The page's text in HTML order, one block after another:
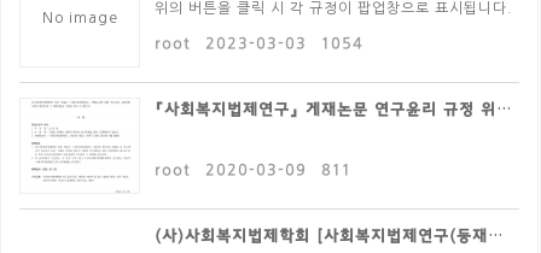
No image
위의 버튼을 클릭 시 각 규정이 팝업창으로 표시됩니다.
root 2023-03-03 1054
『사회복지법제연구』 게재논문 연구윤리 규정 위반 제재 ..
root 2020-03-09 811
(사)사회복지법제학회 [사회복지법제연구(등재지)] 제8..